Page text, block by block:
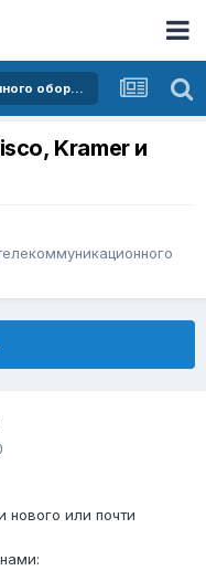
Покупка и продажа телекоммуникационного оборудования
Kramer и
нового или почти